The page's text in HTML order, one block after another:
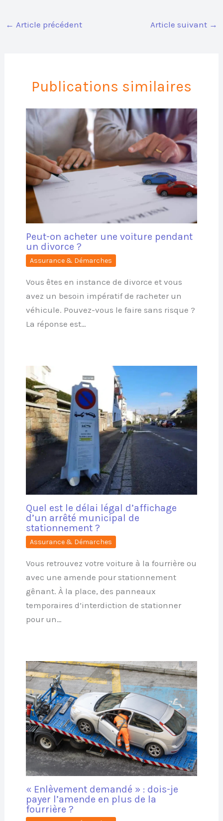
← Article précédent Article suivant →
Publications similaires
Peut-on acheter une voiture pendant
un divorce ?
Assurance & Démarches
Vous êtes en instance de divorce et vous
avez un besoin impératif de racheter un
véhicule. Pouvez-vous le faire sans risque ?
La réponse est…
Quel est le délai légal d’affichage
d’un arrêté municipal de
stationnement ?
Assurance & Démarches
Vous retrouvez votre voiture à la fourrière ou
avec une amende pour stationnement
gênant. À la place, des panneaux
temporaires d’interdiction de stationner
pour un…
« Enlèvement demandé » : dois-je
payer l’amende en plus de la
fourrière ?